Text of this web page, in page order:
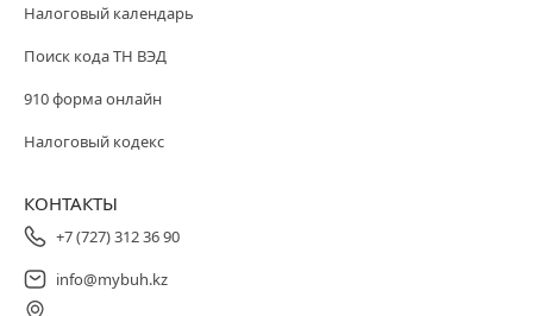
Налоговый календарь
Поиск кода ТН ВЭД
910 форма онлайн
Налоговый кодекс
КОНТАКТЫ
+7 (727) 312 36 90
info@mybuh.kz